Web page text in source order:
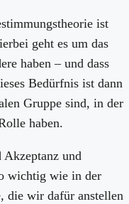
ist
geht es um das
haben – und dass
Bedürfnis ist dann
Gruppe sind, in der
haben.
Akzeptanz und
wichtig wie in der
die wir dafür anstellen